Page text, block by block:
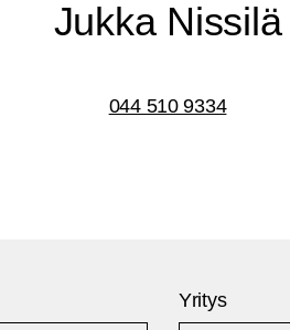
Juk­ka Nissilä
044 510 9334
Yritys